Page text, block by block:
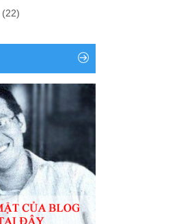
(22)